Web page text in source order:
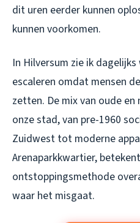
dit uren eerder kunnen
kunnen voorkomen.
In Hilversum zie ik
escaleren omdat mensen
zetten. De mix van oude
onze stad, van pre-1960
Zuidwest tot moderne
Arenaparkkwartier,
ontstoppingsmethode
waar het misgaat.